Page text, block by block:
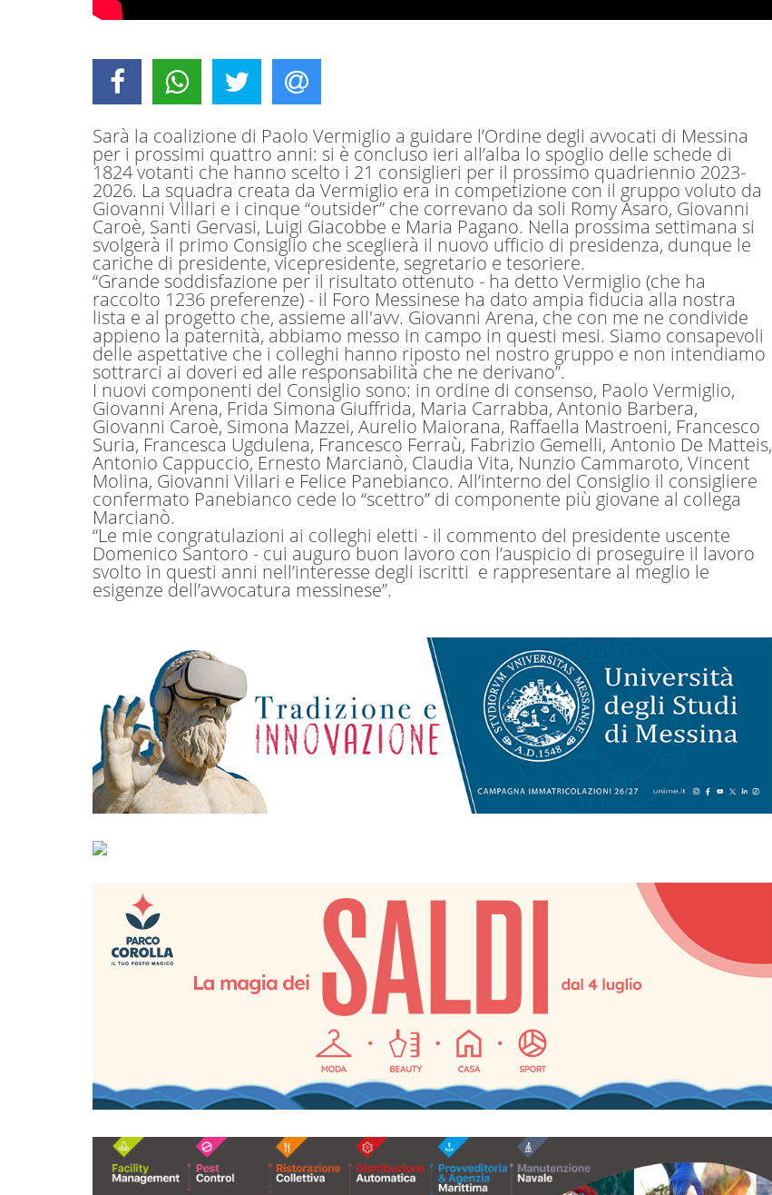
Sarà la coalizione di Paolo Vermiglio a guidare l’Ordine degli avvocati di Messina
per i prossimi quattro anni: si è concluso ieri all’alba lo spoglio delle schede di
1824 votanti che hanno scelto i 21 consiglieri per il prossimo quadriennio 2023-
2026. La squadra creata da Vermiglio era in competizione con il gruppo voluto da
Giovanni Villari e i cinque “outsider” che correvano da soli Romy Asaro, Giovanni
Caroè, Santi Gervasi, Luigi Giacobbe e Maria Pagano. Nella prossima settimana si
svolgerà il primo Consiglio che sceglierà il nuovo ufficio di presidenza, dunque le
cariche di presidente, vicepresidente, segretario e tesoriere.
“Grande soddisfazione per il risultato ottenuto - ha detto Vermiglio (che ha
raccolto 1236 preferenze) - il Foro Messinese ha dato ampia fiducia alla nostra
lista e al progetto che, assieme all'avv. Giovanni Arena, che con me ne condivide
appieno la paternità, abbiamo messo in campo in questi mesi. Siamo consapevoli
delle aspettative che i colleghi hanno riposto nel nostro gruppo e non intendiamo
sottrarci ai doveri ed alle responsabilità che ne derivano”.
I nuovi componenti del Consiglio sono: in ordine di consenso, Paolo Vermiglio,
Giovanni Arena, Frida Simona Giuffrida, Maria Carrabba, Antonio Barbera,
Giovanni Caroè, Simona Mazzei, Aurelio Maiorana, Raffaella Mastroeni, Francesco
Suria, Francesca Ugdulena, Francesco Ferraù, Fabrizio Gemelli, Antonio De Matteis,
Antonio Cappuccio, Ernesto Marcianò, Claudia Vita, Nunzio Cammaroto, Vincent
Molina, Giovanni Villari e Felice Panebianco. All’interno del Consiglio il consigliere
confermato Panebianco cede lo “scettro” di componente più giovane al collega
Marcianò.
“Le mie congratulazioni ai colleghi eletti - il commento del presidente uscente
Domenico Santoro - cui auguro buon lavoro con l’auspicio di proseguire il lavoro
svolto in questi anni nell’interesse degli iscritti e rappresentare al meglio le
esigenze dell’avvocatura messinese”.